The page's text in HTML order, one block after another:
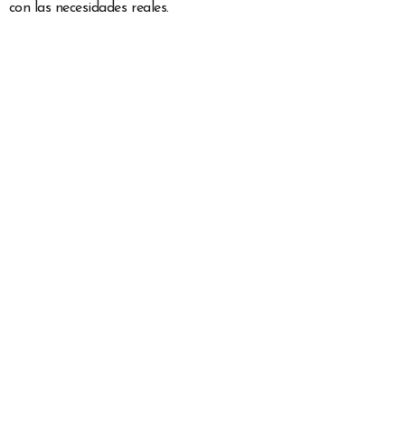
con las necesidades reales.